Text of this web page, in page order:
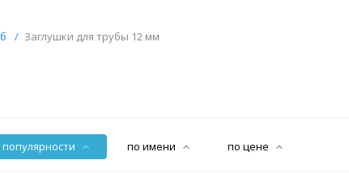
/ Заглушки для трубы 12 мм
по имени по цене